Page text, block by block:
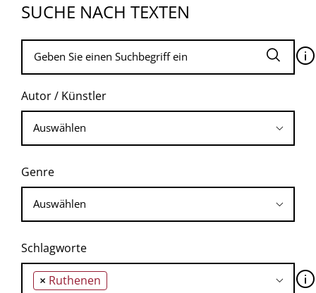
SUCHE NACH TEXTEN
🛈
Autor / Künstler
Genre
Schlagworte
× Ruthenen 🛈